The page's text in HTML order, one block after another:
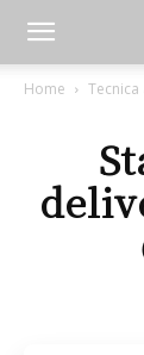
Home Tecnica